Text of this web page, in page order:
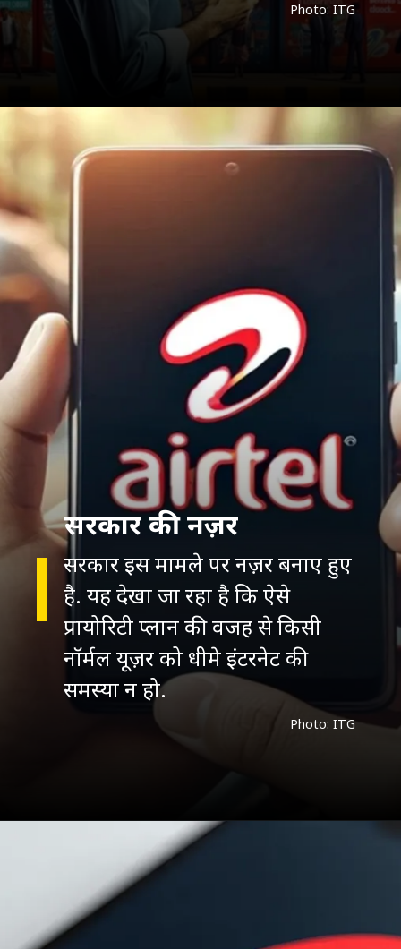
Photo: ITG
सरकार की नज़र
सरकार इस मामले पर नज़र बनाए हुए
है. यह देखा जा रहा है कि ऐसे
प्रायोरिटी प्लान की वजह से किसी
नॉर्मल यूज़र को धीमे इंटरनेट की
समस्या न हो.
Photo: ITG